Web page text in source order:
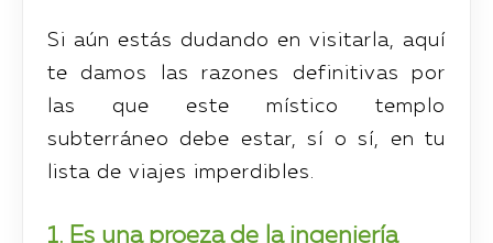
Si aún estás dudando en visitarla, aquí
te damos las razones definitivas por
las que este místico templo
subterráneo debe estar, sí o sí, en tu
lista de viajes imperdibles.
1. Es una proeza de la ingeniería